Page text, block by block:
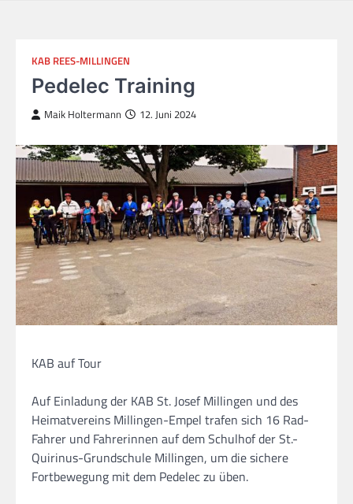
KAB REES-MILLINGEN
Pedelec Training
Maik Holtermann 12. Juni 2024
KAB auf Tour
Auf Einladung der KAB St. Josef Millingen und des
Heimatvereins Millingen-Empel trafen sich 16 Rad-
Fahrer und Fahrerinnen auf dem Schulhof der St.-
Quirinus-Grundschule Millingen, um die sichere
Fortbewegung mit dem Pedelec zu üben.